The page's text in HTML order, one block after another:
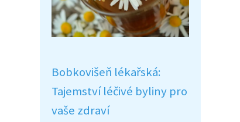
Bobkovišeň lékařská:
Tajemství léčivé byliny pro
vaše zdraví